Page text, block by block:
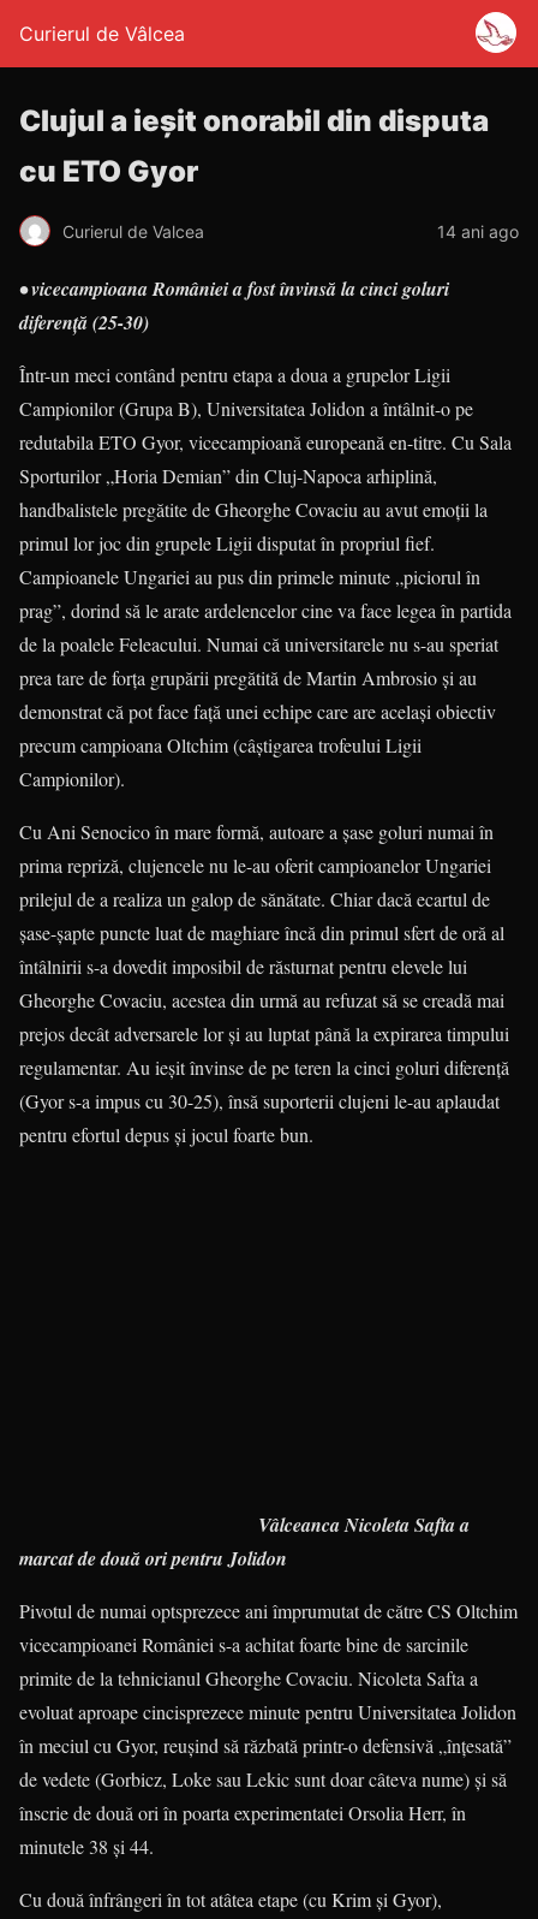
Curierul de Vâlcea
Clujul a ieşit onorabil din disputa
cu ETO Gyor
Curierul de Valcea 14 ani ago
• vicecampioana României a fost învinsă la cinci goluri
diferenţă (25-30)
Într-un meci contând pentru etapa a doua a grupelor Ligii
Campionilor (Grupa B), Universitatea Jolidon a întâlnit-o pe
redutabila ETO Gyor, vice­cam­pioană europeană en-titre. Cu Sala
Sporturilor „Horia Demian” din Cluj-Napoca arhiplină,
handbalistele pregătite de Gheorghe Covaciu au avut emoţii la
primul lor joc din grupele Ligii disputat în propriul fief.
Campioanele Ungariei au pus din primele minute „piciorul în
prag”, dorind să le arate ardelencelor cine va face legea în partida
de la poalele Feleacului. Numai că universitarele nu s-au speriat
prea tare de forţa grupării pregătită de Martin Ambrosio şi au
demonstrat că pot face faţă unei echipe care are acelaşi obiectiv
precum campioana Oltchim (câştigarea trofeului Ligii
Campionilor).
Cu Ani Senocico în mare formă, autoare a şase goluri numai în
prima repriză, clujencele nu le-au oferit campioanelor Ungariei
prilejul de a realiza un galop de sănătate. Chiar dacă ecartul de
şase-şapte puncte luat de maghiare încă din primul sfert de oră al
întâlnirii s-a dovedit imposibil de răsturnat pentru elevele lui
Gheorghe Covaciu, acestea din urmă au refuzat să se creadă mai
prejos decât adversarele lor şi au luptat până la expirarea timpului
regulamentar. Au ieşit învinse de pe teren la cinci goluri diferenţă
(Gyor s-a impus cu 30-25), însă suporterii clujeni le-au aplaudat
pentru efortul depus şi jocul foarte bun.
Vâlceanca Nicoleta Safta a
marcat de două ori pentru Jolidon
Pivotul de numai optsprezece ani împrumutat de către CS Oltchim
vicecam­­­­pioanei României s-a achitat foarte bine de sarcinile
primite de la tehnicianul Gheorghe Covaciu. Nicoleta Safta a
evoluat aproape cincisprezece minute pentru Universitatea Jolidon
în meciul cu Gyor, reuşind să răzbată printr-o defensivă „înţesată”
de vedete (Gorbicz, Loke sau Lekic sunt doar câteva nume) şi să
înscrie de două ori în poarta experimentatei Orsolia Herr, în
minutele 38 şi 44.
Cu două înfrângeri în tot atâtea etape (cu Krim şi Gyor),